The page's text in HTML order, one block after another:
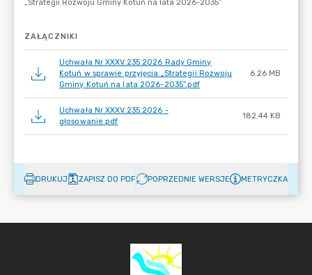
ZAŁĄCZNIKI
Uchwała Nr XXXV.235.2026 Rady Gminy
Kotuń w sprawie przyjęcia „Strategii Rozwoju
Gminy Kotuń na lata 2026-2035”.pdf
6.26 MB
Uchwała Nr XXXV.235.2026 -
głosowanie.pdf
182.44 KB
DRUKUJ ZAPISZ DO PDF POPRZEDNIE WERSJE METRYCZKA